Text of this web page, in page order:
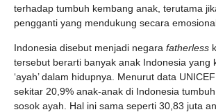
terhadap tumbuh kembang anak, terutama
pengganti yang mendukung secara
Indonesia disebut menjadi negara fatherless
tersebut berarti banyak anak Indonesia yang
‘ayah’ dalam hidupnya. Menurut data
sekitar 20,9% anak-anak di Indonesia
sosok ayah. Hal ini sama seperti 30,83 juta